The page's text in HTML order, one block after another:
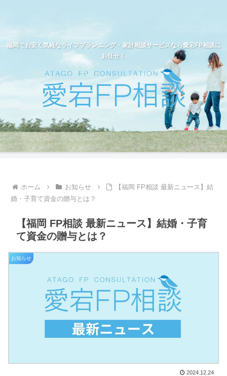
福岡でお安く気軽なライフプランニング・家計相談サービスなら愛宕FP相談に
お任せ！
ホーム お知らせ
【福岡 FP相談 最新ニュース】結
婚・子育て資金の贈与とは？
【福岡 FP相談 最新ニュース】結婚・子育
て資金の贈与とは？
お知らせ
2024.12.24